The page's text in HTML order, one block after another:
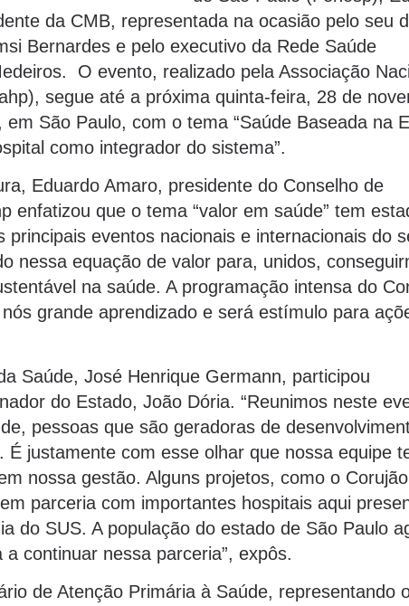
da CMB, representada na ocasião pelo seu
Bernardes e pelo executivo da Rede Saúde
O evento, realizado pela Associação
segue até a próxima quinta-feira, 28 de
em São Paulo, com o tema “Saúde Baseada na
como integrador do sistema”.
Eduardo Amaro, presidente do Conselho de
enfatizou que o tema “valor em saúde” tem
principais eventos nacionais e internacionais do
nessa equação de valor para, unidos,
na saúde. A programação intensa do
grande aprendizado e será estímulo para
Saúde, José Henrique Germann, participou
do Estado, João Dória. “Reunimos neste
pessoas que são geradoras de
É justamente com esse olhar que nossa equipe
nossa gestão. Alguns projetos, como o
parceria com importantes hospitais aqui
do SUS. A população do estado de São Paulo
continuar nessa parceria”, expôs.
de Atenção Primária à Saúde, representando